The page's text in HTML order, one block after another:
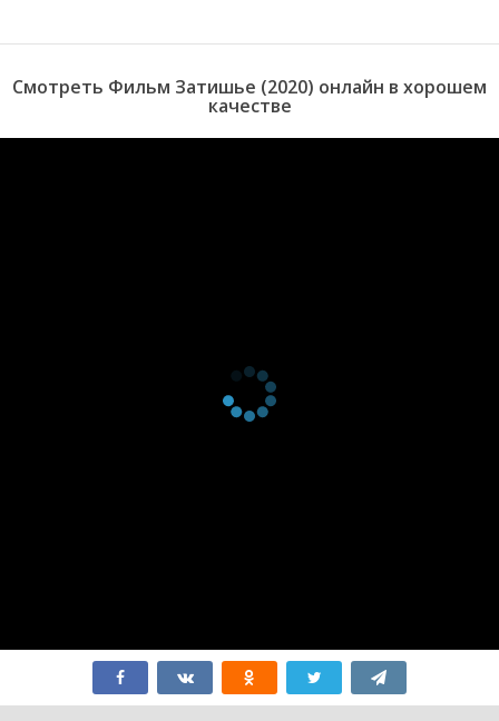
Смотреть Фильм Затишье (2020) онлайн в хорошем
качестве